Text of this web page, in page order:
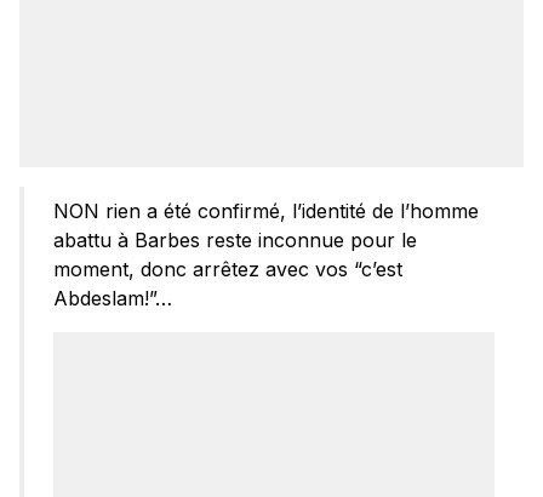
NON rien a été confirmé, l’identité de l’homme
abattu à Barbes reste inconnue pour le
moment, donc arrêtez avec vos “c’est
Abdeslam!”…